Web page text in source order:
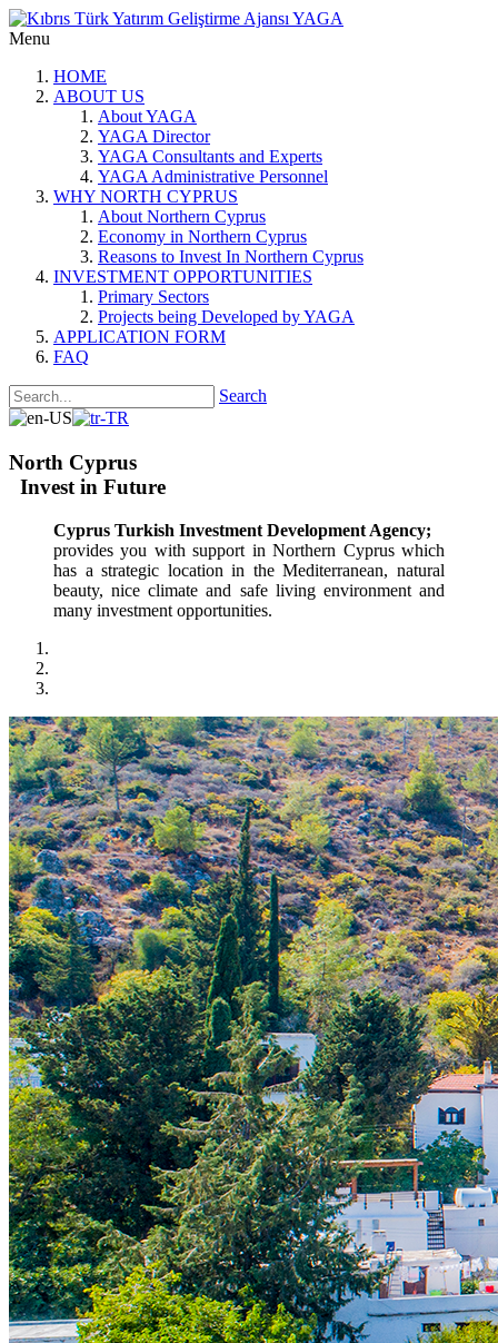
Menu
HOME
ABOUT US
About YAGA
YAGA Director
YAGA Consultants and Experts
YAGA Administrative Personnel
WHY NORTH CYPRUS
About Northern Cyprus
Economy in Northern Cyprus
Reasons to Invest In Northern Cyprus
INVESTMENT OPPORTUNITIES
Primary Sectors
Projects being Developed by YAGA
APPLICATION FORM
FAQ
Search
North Cyprus
Invest in Future
Cyprus Turkish Investment Development Agency;
provides you with support in Northern Cyprus which
has a strategic location in the Mediterranean, natural
beauty, nice climate and safe living environment and
many investment opportunities.